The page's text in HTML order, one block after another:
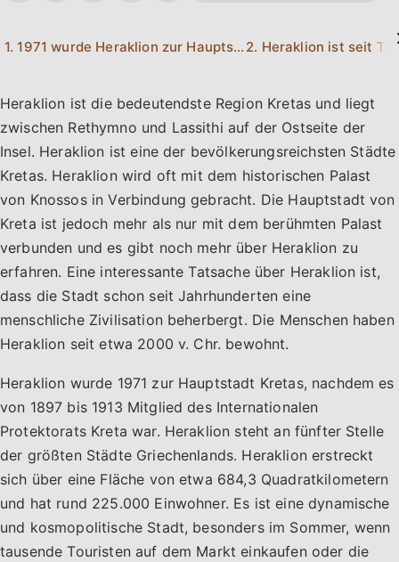
1. 1971 wurde Heraklion zur Hauptstadt von Kreta.
Heraklion ist die bedeutendste Region Kretas und liegt
zwischen Rethymno und Lassithi auf der Ostseite der
Insel. Heraklion ist eine der bevölkerungsreichsten Städte
Kretas. Heraklion wird oft mit dem historischen Palast
von Knossos in Verbindung gebracht. Die Hauptstadt von
Kreta ist jedoch mehr als nur mit dem berühmten Palast
verbunden und es gibt noch mehr über Heraklion zu
erfahren. Eine interessante Tatsache über Heraklion ist,
dass die Stadt schon seit Jahrhunderten eine
menschliche Zivilisation beherbergt. Die Menschen haben
Heraklion seit etwa 2000 v. Chr. bewohnt.
Heraklion wurde 1971 zur Hauptstadt Kretas, nachdem es
von 1897 bis 1913 Mitglied des Internationalen
Protektorats Kreta war. Heraklion steht an fünfter Stelle
der größten Städte Griechenlands. Heraklion erstreckt
sich über eine Fläche von etwa 684,3 Quadratkilometern
und hat rund 225.000 Einwohner. Es ist eine dynamische
und kosmopolitische Stadt, besonders im Sommer, wenn
tausende Touristen auf dem Markt einkaufen oder die